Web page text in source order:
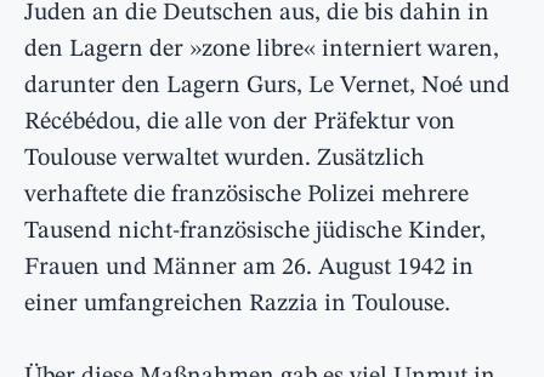
Juden an die Deutschen aus, die bis dahin in
den Lagern der »zone libre« interniert waren,
darunter den Lagern Gurs, Le Vernet, Noé und
Récébédou, die alle von der Präfektur von
Toulouse verwaltet wurden. Zusätzlich
verhaftete die französische Polizei mehrere
Tausend nicht-französische jüdische Kinder,
Frauen und Männer am 26. August 1942 in
einer umfangreichen Razzia in Toulouse.